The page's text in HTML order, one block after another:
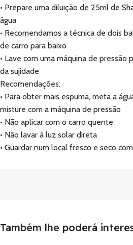
• Prepare uma diluição de 25ml de
água
• Recomendamos a técnica de dois
de carro para baixo
• Lave com uma máquina de pressão
da sujidade
Recomendações:
• Para obter mais espuma, meta a
misture com a máquina de pressão
• Não aplicar com o carro quente
• Não lavar à luz solar direta
• Guardar num local fresco e seco
Também lhe poderá